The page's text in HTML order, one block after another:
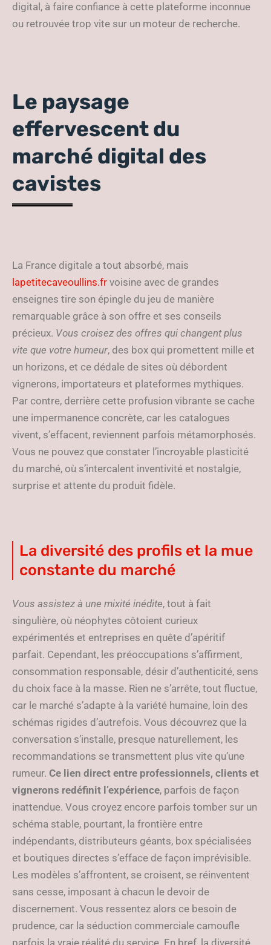
digital, à faire confiance à cette plateforme inconnue
ou retrouvée trop vite sur un moteur de recherche.
Le paysage
effervescent du
marché digital des
cavistes
La France digitale a tout absorbé, mais
lapetitecaveoullins.fr voisine avec de grandes
enseignes tire son épingle du jeu de manière
remarquable grâce à son offre et ses conseils
précieux. Vous croisez des offres qui changent plus
vite que votre humeur, des box qui promettent mille et
un horizons, et ce dédale de sites où débordent
vignerons, importateurs et plateformes mythiques.
Par contre, derrière cette profusion vibrante se cache
une impermanence concrète, car les catalogues
vivent, s’effacent, reviennent parfois métamorphosés.
Vous ne pouvez que constater l’incroyable plasticité
du marché, où s’intercalent inventivité et nostalgie,
surprise et attente du produit fidèle.
La diversité des profils et la mue
constante du marché
Vous assistez à une mixité inédite, tout à fait
singulière, où néophytes côtoient curieux
expérimentés et entreprises en quête d’apéritif
parfait. Cependant, les préoccupations s’affirment,
consommation responsable, désir d’authenticité, sens
du choix face à la masse. Rien ne s’arrête, tout fluctue,
car le marché s’adapte à la variété humaine, loin des
schémas rigides d’autrefois. Vous découvrez que la
conversation s’installe, presque naturellement, les
recommandations se transmettent plus vite qu’une
rumeur. Ce lien direct entre professionnels, clients et
vignerons redéfinit l’expérience, parfois de façon
inattendue. Vous croyez encore parfois tomber sur un
schéma stable, pourtant, la frontière entre
indépendants, distributeurs géants, box spécialisées
et boutiques directes s’efface de façon imprévisible.
Les modèles s’affrontent, se croisent, se réinventent
sans cesse, imposant à chacun le devoir de
discernement. Vous ressentez alors ce besoin de
prudence, car la séduction commerciale camoufle
parfois la vraie réalité du service. En bref, la diversité